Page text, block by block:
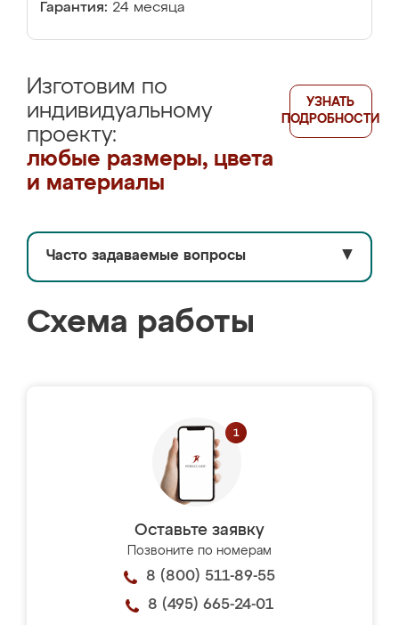
Гарантия: 24 месяца
Изготовим по
индивидуальному
проекту:
любые размеры, цвета
и материалы
УЗНАТЬ
ПОДРОБНОСТИ
Часто задаваемые вопросы ▼
Схема работы
Оставьте заявку
Позвоните по номерам
8 (800) 511-89-55
8 (495) 665-24-01